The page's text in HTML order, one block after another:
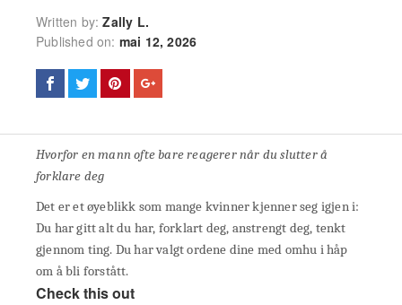
Written by:Zally L.
Published on: mai 12, 2026
Hvorfor en mann ofte bare reagerer når du slutter å
forklare deg
Det er et øyeblikk som mange kvinner kjenner seg igjen i:
Du har gitt alt du har, forklart deg, anstrengt deg, tenkt
gjennom ting. Du har valgt ordene dine med omhu i håp
om å bli forstått.
Check this out